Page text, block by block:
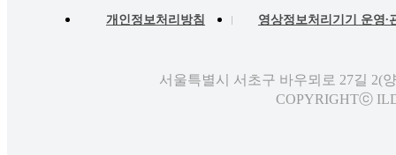
개인정보처리방침 영상정보처리기기 운영∙
서울특별시 서초구 바우뫼로 27길 2(
COPYRIGHTⓒ